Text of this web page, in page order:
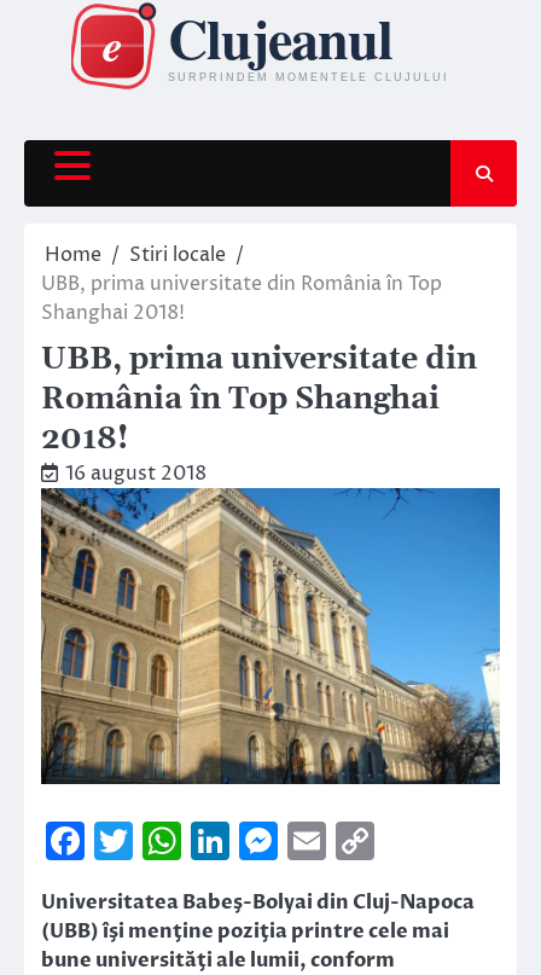
content
Home
Stiri locale
UBB, prima universitate din România în Top
Shanghai 2018!
UBB, prima universitate din
România în Top Shanghai
2018!
16 august 2018
Facebook
Twitter
WhatsApp
LinkedIn
Messenger
Email
Link
Universitatea Babeş-Bolyai din Cluj-Napoca
(UBB) îşi menţine poziţia printre cele mai
bune universităţi ale lumii, conform